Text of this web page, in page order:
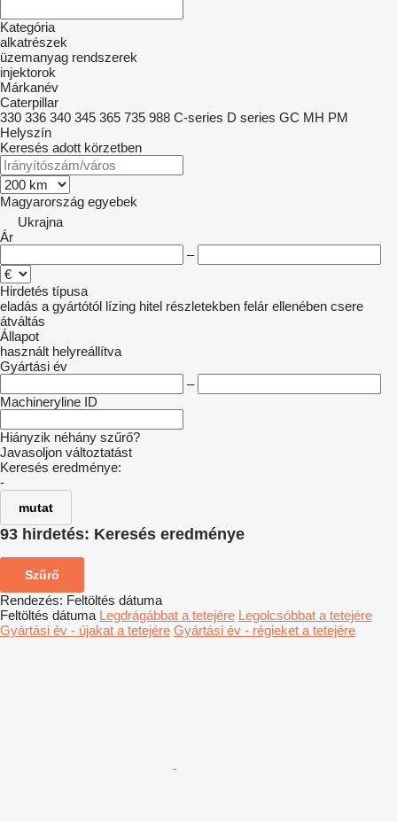
Kategória
alkatrészek
üzemanyag rendszerek
injektorok
Márkanév
Caterpillar
330 336 340 345 365 735 988 C-series D series GC MH PM
Helyszín
Keresés adott körzetben
Magyarország egyebek
Ukrajna
Ár
–
Hirdetés típusa
eladás a gyártótól lízing hitel részletekben felár ellenében csere
átváltás
Állapot
használt helyreállítva
Gyártási év
–
Machineryline ID
Hiányzik néhány szűrő?
Javasoljon változtatást
Keresés eredménye:
-
mutat
93 hirdetés: Keresés eredménye
Szűrő
Rendezés: Feltöltés dátuma
Feltöltés dátuma Legdrágábbat a tetejére Legolcsóbbat a tetejére
Gyártási év - újakat a tetejére Gyártási év - régieket a tetejére